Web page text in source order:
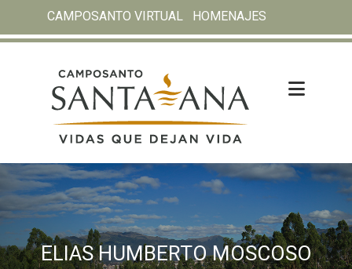
CAMPOSANTO VIRTUAL HOMENAJES
ELIAS HUMBERTO MOSCOSO